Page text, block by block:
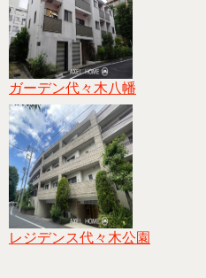
ガーデン代々木八幡
レジデンス代々木公園